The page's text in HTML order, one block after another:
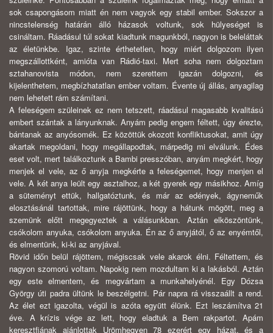
sok csapongásom miatt én nem vagyok egy stabil ember. Sokszor a
nincstelenség határán álló házasok voltunk, sok hülyeséget is
csináltam. Ráadásul túl sokat kiadtunk magunkból, nagyon is beleláttak
az életünkbe. Igaz, szinte érthetetlen, hogy miért dolgozom ilyen
megszállottként, amióta van Rádió-taxi. Mert soha nem dolgoztam
sztahanovista módon, nem szerettem igazán dolgozni, és
kijelenthetem, megbízhatatlan ember voltam. Évente új állás, anyagilag
nem lehetett rám számítani.
A feleségem szüleinek ez nem tetszett, ráadásul magasabb kvalitású
embert szántak a lányunknak. Anyám pedig engem féltett, úgy érezte,
bántanak az anyósomék. Ez közöttük okozott konfliktusokat, amit úgy
akartak megoldani, hogy megállapodtak, márpedig mi elválunk. Édes
eset volt, mert találkoztunk a Bambi presszóban, anyám megkért, hogy
menjek el vele, az ő anyja megkérte a feleségemet, hogy menjen el
vele. A két anya leült egy asztalhoz, a két gyerek egy másikhoz. Amíg
a süteményt ettük, hallgatóztunk, és már az edények, ágyneműk
elosztásánál tartottak, mire rájöttünk, hogy a hátunk mögött, meg a
szemünk előtt megegyeztek a válásunkban. Aztán elköszöntünk,
csókolom anyuka, csókolom anyuka. Én az ő anyjától, ő az enyémtől,
és elmentünk, ki-ki az anyjával.
Rövid időn belül rájöttem, mégiscsak vele akarok élni. Féltettem, és
nagyon szomorú voltam. Napokig nem mozdultam ki a lakásból. Aztán
egy este elmentem, és megvártam a munkahelyénél. Egy Dózsa
György úti padra ültünk le beszélgetni. Pár napra rá visszaállt a rend.
Az élet ezt igazolta, végül is azóta együtt élünk. Ezt leszámítva 21
éve. A krízis vége az lett, hogy eladtuk a Bem rakpartot. Apám
keresztfiának ajánlottak Urömhegyen 78 ezerért egy házat, és a